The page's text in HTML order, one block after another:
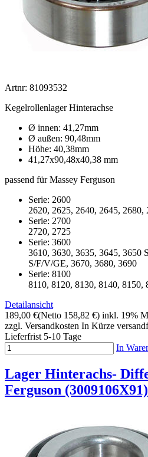
Artnr: 81093532
Kegelrollenlager Hinterachse
Ø innen: 41,27mm
Ø außen: 90,48mm
Höhe: 40,38mm
41,27x90,48x40,38 mm
passend für Massey Ferguson
Serie: 2600
2620, 2625, 2640, 2645, 2680,
Serie: 2700
2720, 2725
Serie: 3600
3610, 3630, 3635, 3645, 3650
S/F/V/GE, 3670, 3680, 3690
Serie: 8100
8110, 8120, 8130, 8140, 8150,
Detailansicht
189,00 €(Netto 158,82 €) inkl. 19%
zzgl. Versandkosten In Kürze
Lieferfrist 5-10 Tage
In
Lager Hinterachs-
Ferguson (3009106X91)